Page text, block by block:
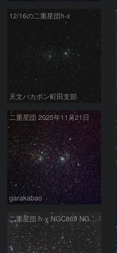
12/16の二重星団h-x
天文バカボン町田支部
二重星団 2025年11月21日
garakabao
二重星団 h-χ NGC869 NGC884 ペルセウス座